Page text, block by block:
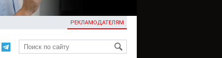
РЕКЛАМОДАТЕЛЯМ
KG